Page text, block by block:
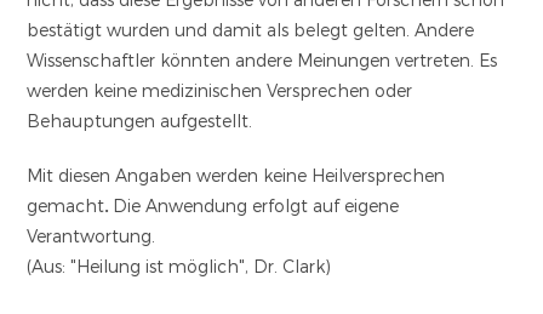
bestätigt wurden und damit als belegt gelten. Andere
Wissenschaftler könnten andere Meinungen vertreten. Es
werden keine medizinischen Versprechen oder
Behauptungen aufgestellt.
Mit diesen Angaben werden keine Heilversprechen
gemacht. Die Anwendung erfolgt auf eigene
Verantwortung.
(Aus: "Heilung ist möglich", Dr. Clark)